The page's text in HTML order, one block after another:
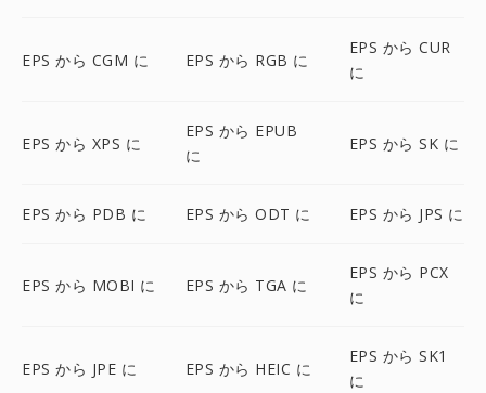
EPS から CGM に EPS から RGB に
EPS から CUR
に
EPS から XPS に
EPS から EPUB
に
EPS から SK に
EPS から PDB に EPS から ODT に EPS から JPS に
EPS から MOBI に EPS から TGA に
EPS から PCX
に
EPS から JPE に EPS から HEIC に
EPS から SK1
に